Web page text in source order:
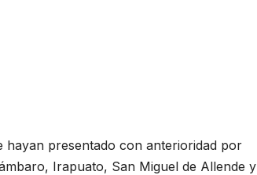
hayan presentado con anterioridad por
Irapuato, San Miguel de Allende y